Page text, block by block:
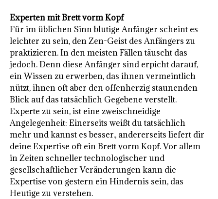
Experten mit Brett vorm Kopf
Für im üblichen Sinn blutige Anfänger scheint es
leichter zu sein, den Zen-Geist des Anfängers zu
praktizieren. In den meisten Fällen täuscht das
jedoch. Denn diese Anfänger sind erpicht darauf,
ein Wissen zu erwerben, das ihnen vermeintlich
nützt, ihnen oft aber den offenherzig staunenden
Blick auf das tatsächlich Gegebene verstellt.
Experte zu sein, ist eine zweischneidige
Angelegenheit: Einerseits weißt du tatsächlich
mehr und kannst es besser., andererseits liefert dir
deine Expertise oft ein Brett vorm Kopf. Vor allem
in Zeiten schneller technologischer und
gesellschaftlicher Veränderungen kann die
Expertise von gestern ein Hindernis sein, das
Heutige zu verstehen.